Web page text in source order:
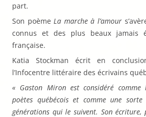
part.
Son poèmeLa marche à l’amour
connus et des plus beaux jamais
française.
Katia Stockman écrit en
l’Infocentre littéraire des écrivains
« Gaston Miron est considéré comme
poètes québécois et comme une
générations qui le suivent. Son